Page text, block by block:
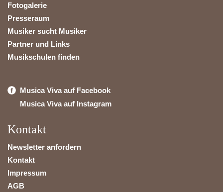
Fotogalerie
Presseraum
Musiker sucht Musiker
Partner und Links
Musikschulen finden
Musica Viva auf Facebook
Musica Viva auf Instagram
Kontakt
Newsletter anfordern
Kontakt
Impressum
AGB